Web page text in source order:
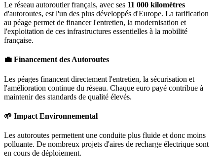
Le réseau autoroutier français, avec ses 11 000 kilomètres
d'autoroutes, est l'un des plus développés d'Europe. La tarification
au péage permet de financer l'entretien, la modernisation et
l'exploitation de ces infrastructures essentielles à la mobilité
française.
💼 Financement des Autoroutes
Les péages financent directement l'entretien, la sécurisation et
l'amélioration continue du réseau. Chaque euro payé contribue à
maintenir des standards de qualité élevés.
🌱 Impact Environnemental
Les autoroutes permettent une conduite plus fluide et donc moins
polluante. De nombreux projets d'aires de recharge électrique sont
en cours de déploiement.